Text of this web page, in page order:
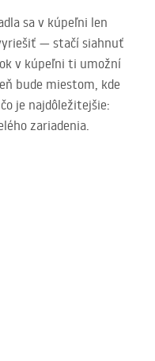
sa v kúpeľni len
— stačí siahnuť
v kúpeľni ti umožní
bude miestom, kde
je najdôležitejšie:
zariadenia.